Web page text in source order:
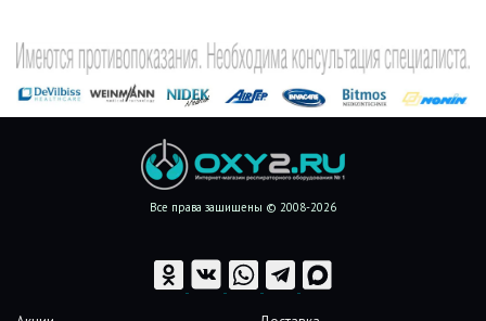
Все права защищены © 2008-2026